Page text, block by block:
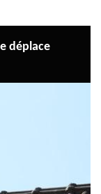
déplace